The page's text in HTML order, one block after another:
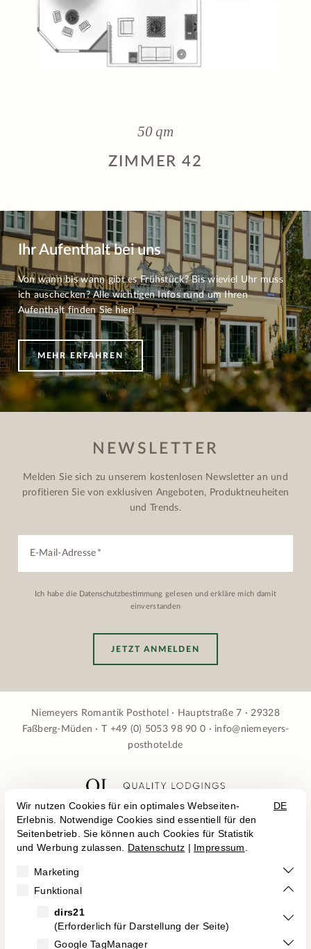
50 qm
ZIMMER 42
Ihr Aufenthalt bei uns
Von wann bis wann gibt es Frühstück? Bis wieviel Uhr muss
ich auschecken? Alle wichtigen Infos rund um Ihren
Aufenthalt finden Sie hier!
MEHR ERFAHREN
NEWSLETTER
Melden Sie sich zu unserem kostenlosen Newsletter an und
profitieren Sie von exklusiven Angeboten, Produktneuheiten
und Trends.
E-Mail-Adresse
Ich habe die Datenschutzbestimmung gelesen und erkläre mich damit
einverstanden
JETZT ANMELDEN
Niemeyers Romantik Posthotel · Hauptstraße 7 · 29328
Faßberg-Müden · T +49 (0) 5053 98 90 0 · info@niemeyers-
posthotel.de